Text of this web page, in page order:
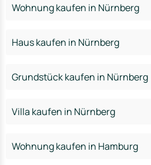
Wohnung kaufen in Nürnberg
Haus kaufen in Nürnberg
Grundstück kaufen in Nürnberg
Villa kaufen in Nürnberg
Wohnung kaufen in Hamburg